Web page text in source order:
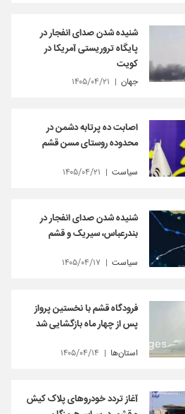
شنیده شدن صدای انفجار در
پایگاه‌ تروریستی آمریکا در
کویت
جهان ۱۴۰۵/۰۴/۲۱
اصابت ده پرتابه دشمن در
محدوده روستای مسن قشم
سیاست ۱۴۰۵/۰۴/۲۱
شنیده شدن صدای انفجار در
بندرعباس، سیریک و قشم
سیاست ۱۴۰۵/۰۴/۱۷
فرودگاه قشم با نخستین پرواز
پس از چهار ماه بازگشایی شد
استان‌ها ۱۴۰۵/۰۴/۱۴
آغاز تردد خودروهای پلاک کیش